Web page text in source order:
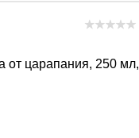
от царапания, 250 мл,